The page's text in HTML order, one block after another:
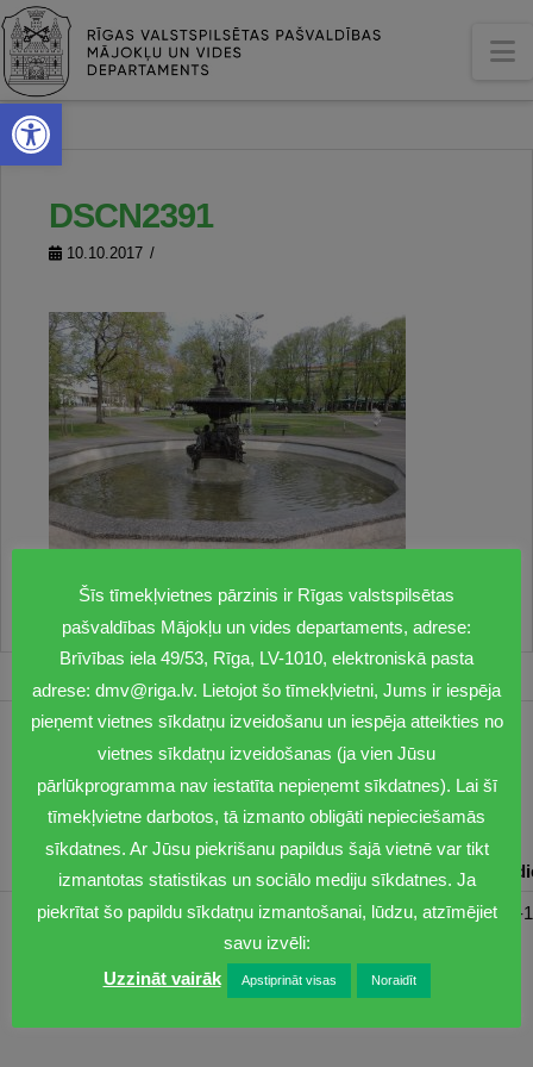
Open toolbar
DSCN2391
10.10.2017
1201
dmv@riga.lv
Pirmdiena Otrdiena Trešdiena Ceturtdiena
08:30-17:00 08:00-17:00 08:00-17:00 08:00-17:00 08:00-
Šīs tīmekļvietnes pārzinis ir Rīgas valstspilsētas
pašvaldības Mājokļu un vides departaments, adrese:
Brīvības iela 49/53, Rīga, LV-1010, elektroniskā pasta
adrese: dmv@riga.lv. Lietojot šo tīmekļvietni, Jums ir iespēja
pieņemt vietnes sīkdatņu izveidošanu un iespēja atteikties no
vietnes sīkdatņu izveidošanas (ja vien Jūsu
pārlūkprogramma nav iestatīta nepieņemt sīkdatnes). Lai šī
tīmekļvietne darbotos, tā izmanto obligāti nepieciešamās
sīkdatnes. Ar Jūsu piekrišanu papildus šajā vietnē var tikt
izmantotas statistikas un sociālo mediju sīkdatnes. Ja
piekrītat šo papildu sīkdatņu izmantošanai, lūdzu, atzīmējiet
savu izvēli:
Uzzināt vairāk
Apstiprināt visas Noraidīt